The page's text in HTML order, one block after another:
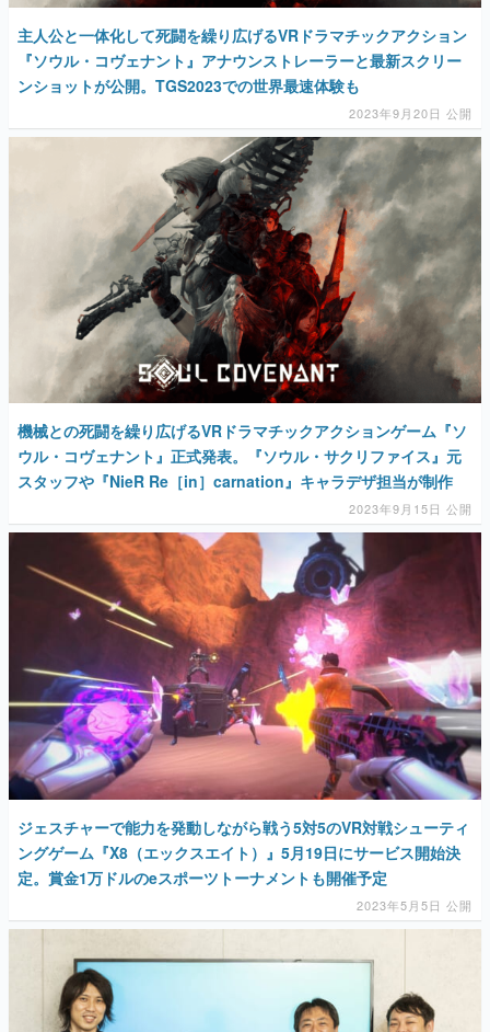
主人公と一体化して死闘を繰り広げるVRドラマチックアクション
『ソウル・コヴェナント』アナウンストレーラーと最新スクリー
ンショットが公開。TGS2023での世界最速体験も
2023年9月20日 公開
機械との死闘を繰り広げるVRドラマチックアクションゲーム『ソ
ウル・コヴェナント』正式発表。『ソウル・サクリファイス』元
スタッフや『NieR Re［in］carnation』キャラデザ担当が制作
2023年9月15日 公開
ジェスチャーで能力を発動しながら戦う5対5のVR対戦シューティ
ングゲーム『X8（エックスエイト）』5月19日にサービス開始決
定。賞金1万ドルのeスポーツトーナメントも開催予定
2023年5月5日 公開